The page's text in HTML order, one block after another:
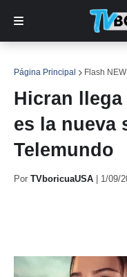
Página Principal Flash
Hicran
es la nueva
Telemundo
Por TVboricuaUSA 1/09/